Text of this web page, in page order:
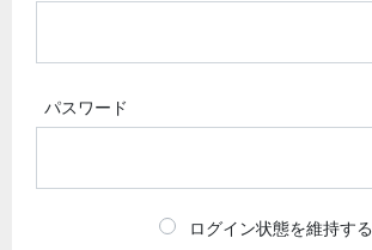
パスワード
ログイン状態を維持する